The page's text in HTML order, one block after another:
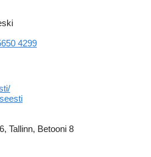
4299
Tallinn, Betooni 8